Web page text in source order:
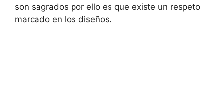
son sagrados por ello es que existe un respeto
marcado en los diseños.